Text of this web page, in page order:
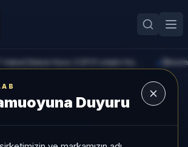
Duyuru
KRIPTO GIRIŞI